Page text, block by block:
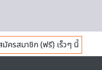
มัครสมาชิก (ฟรี) เร็วๆ นี้